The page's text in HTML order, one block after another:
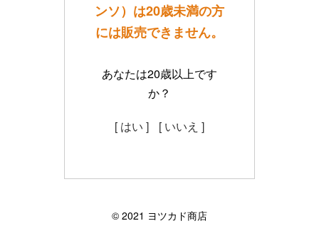
ンソ）は20歳未満の方
には販売できません。
あなたは20歳以上です
か？
[ はい ] [ いいえ ]
©︎ 2021 ヨツカド商店